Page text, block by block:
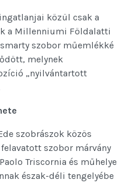
közül csak a
a Millenniumi Földalatti
szobor műemlékké
melynek
„nyilvántartott
szobrászok közös
szobor márvány
Triscornia és műhelye
észak-déli tengelyébe